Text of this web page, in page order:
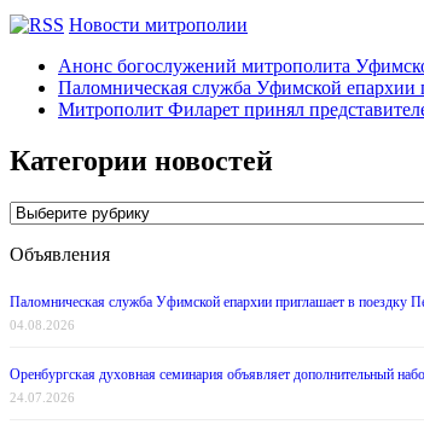
Новости митрополии
Анонс богослужений митрополита
Паломническая служба Уфимской епархии
Митрополит Филарет принял
Категории новостей
Категории
Объявления
Паломническая служба Уфимской епархии приглашает в поездку
04.08.2026
Оренбургская духовная семинария объявляет дополнительный
24.07.2026